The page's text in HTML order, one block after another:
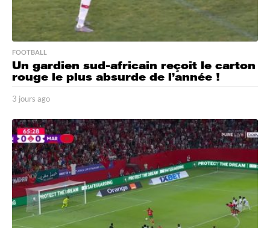
FOOTBALL
Un gardien sud-africain reçoit le carton
rouge le plus absurde de l’année !
3 jours ago
o
u
r
s
a
g
o